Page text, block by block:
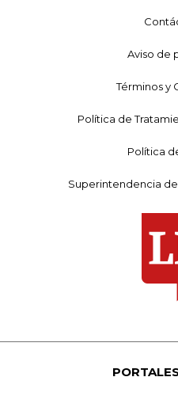
Aviso de
Términos y
Política de
Política
Superintendencia